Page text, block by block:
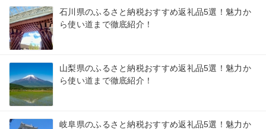
石川県のふるさと納税おすすめ返礼品5選！魅力か
ら使い道まで徹底紹介！
山梨県のふるさと納税おすすめ返礼品5選！魅力か
ら使い道まで徹底紹介！
岐阜県のふるさと納税おすすめ返礼品5選！魅力か